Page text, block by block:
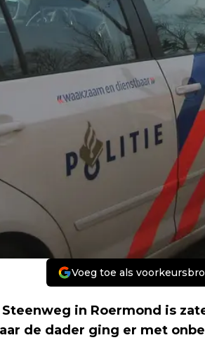
Voeg toe als
Steenweg in Roermond is
de dader ging er met